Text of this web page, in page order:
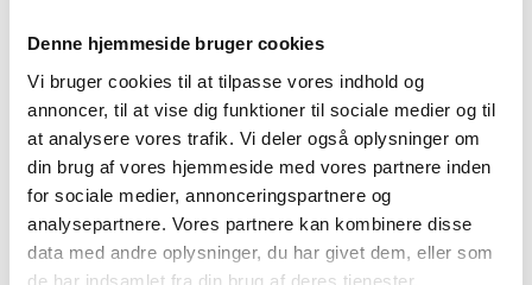
Denne hjemmeside bruger cookies
Vi bruger cookies til at tilpasse vores indhold og
annoncer, til at vise dig funktioner til sociale medier og til
at analysere vores trafik. Vi deler også oplysninger om
din brug af vores hjemmeside med vores partnere inden
for sociale medier, annonceringspartnere og
analysepartnere. Vores partnere kan kombinere disse
data med andre oplysninger, du har givet dem, eller som
de har indsamlet fra din brug af deres tjenester.